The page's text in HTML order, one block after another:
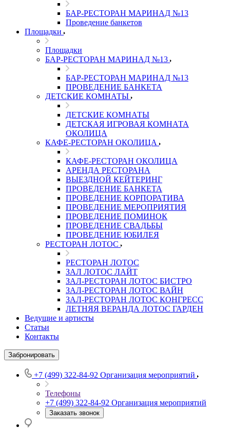
БАР-РЕСТОРАН МАРИНАД №13
Проведение банкетов
Площадки
Площадки
БАР-РЕСТОРАН МАРИНАД №13
БАР-РЕСТОРАН МАРИНАД №13
ПРОВЕДЕНИЕ БАНКЕТА
ДЕТСКИЕ КОМНАТЫ
ДЕТСКИЕ КОМНАТЫ
ДЕТСКАЯ ИГРОВАЯ КОМНАТА
ОКОЛИЦА
КАФЕ-РЕСТОРАН ОКОЛИЦА
КАФЕ-РЕСТОРАН ОКОЛИЦА
АРЕНДА РЕСТОРАНА
ВЫЕЗДНОЙ КЕЙТЕРИНГ
ПРОВЕДЕНИЕ БАНКЕТА
ПРОВЕДЕНИЕ КОРПОРАТИВА
ПРОВЕДЕНИЕ МЕРОПРИЯТИЯ
ПРОВЕДЕНИЕ ПОМИНОК
ПРОВЕДЕНИЕ СВАДЬБЫ
ПРОВЕДЕНИЕ ЮБИЛЕЯ
РЕСТОРАН ЛОТОС
РЕСТОРАН ЛОТОС
ЗАЛ ЛОТОС ЛАЙТ
ЗАЛ-РЕСТОРАН ЛОТОС БИСТРО
ЗАЛ-РЕСТОРАН ЛОТОС ВАЙН
ЗАЛ-РЕСТОРАН ЛОТОС КОНГРЕСС
ЛЕТНЯЯ ВЕРАНДА ЛОТОС ГАРДЕН
Ведущие и артисты
Статьи
Контакты
Забронировать
+7 (499) 322-84-92 Организация мероприятий
Телефоны
+7 (499) 322-84-92 Организация мероприятий
Заказать звонок